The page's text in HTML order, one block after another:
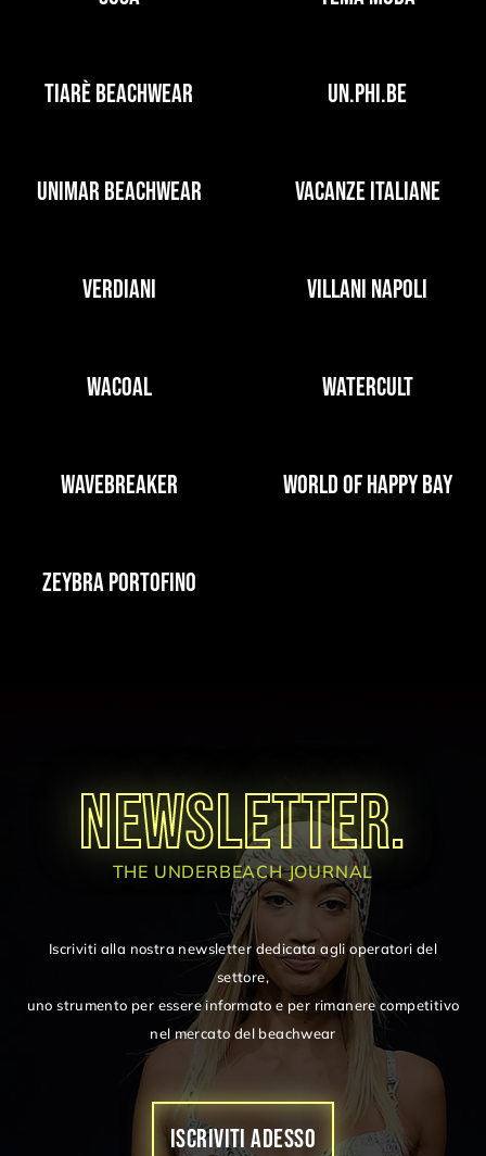
TIARÈ BEACHWEAR UN.PHI.BE
UNIMAR BEACHWEAR VACANZE ITALIANE
VERDIANI VILLANI NAPOLI
WACOAL WATERCULT
WAVEBREAKER WORLD OF HAPPY BAY
ZEYBRA PORTOFINO
NEWSLETTER.
THE UNDERBEACH JOURNAL
Iscriviti alla nostra newsletter dedicata agli operatori del
settore,
uno strumento per essere informato e per rimanere competitivo
nel mercato del beachwear
ISCRIVITI ADESSO